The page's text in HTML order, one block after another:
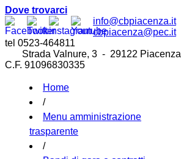
Dove trovarci
info@cbpiacenza.it
cbpiacenza@pec.it
tel 0523-464811
Strada Valnure, 3 - 29122 Piacenza
C.F. 91096830335
Home
/
Menu amministrazione
trasparente
/